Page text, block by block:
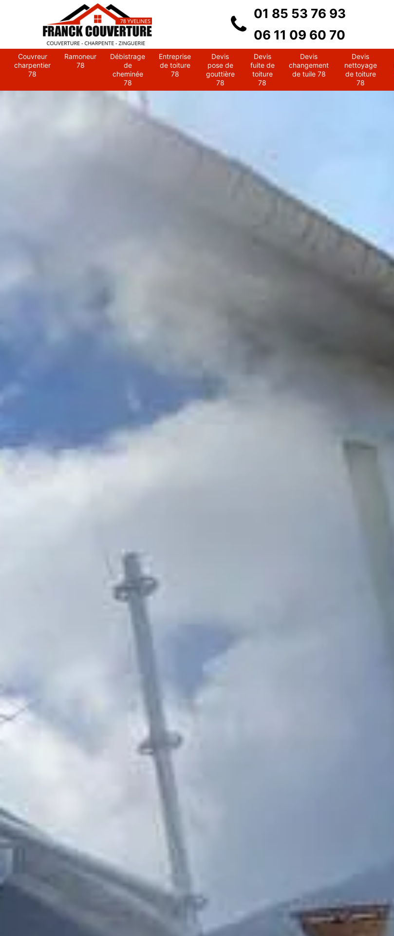
01 85 53 76 93
06 11 09 60 70
Couvreur
charpentier
78
Ramoneur
78
Débistrage
de
cheminée
78
Entreprise
de toiture
78
Devis
pose de
gouttière
78
Devis
fuite de
toiture
78
Devis
changement
de tuile 78
Devis
nettoyage
de toiture
78